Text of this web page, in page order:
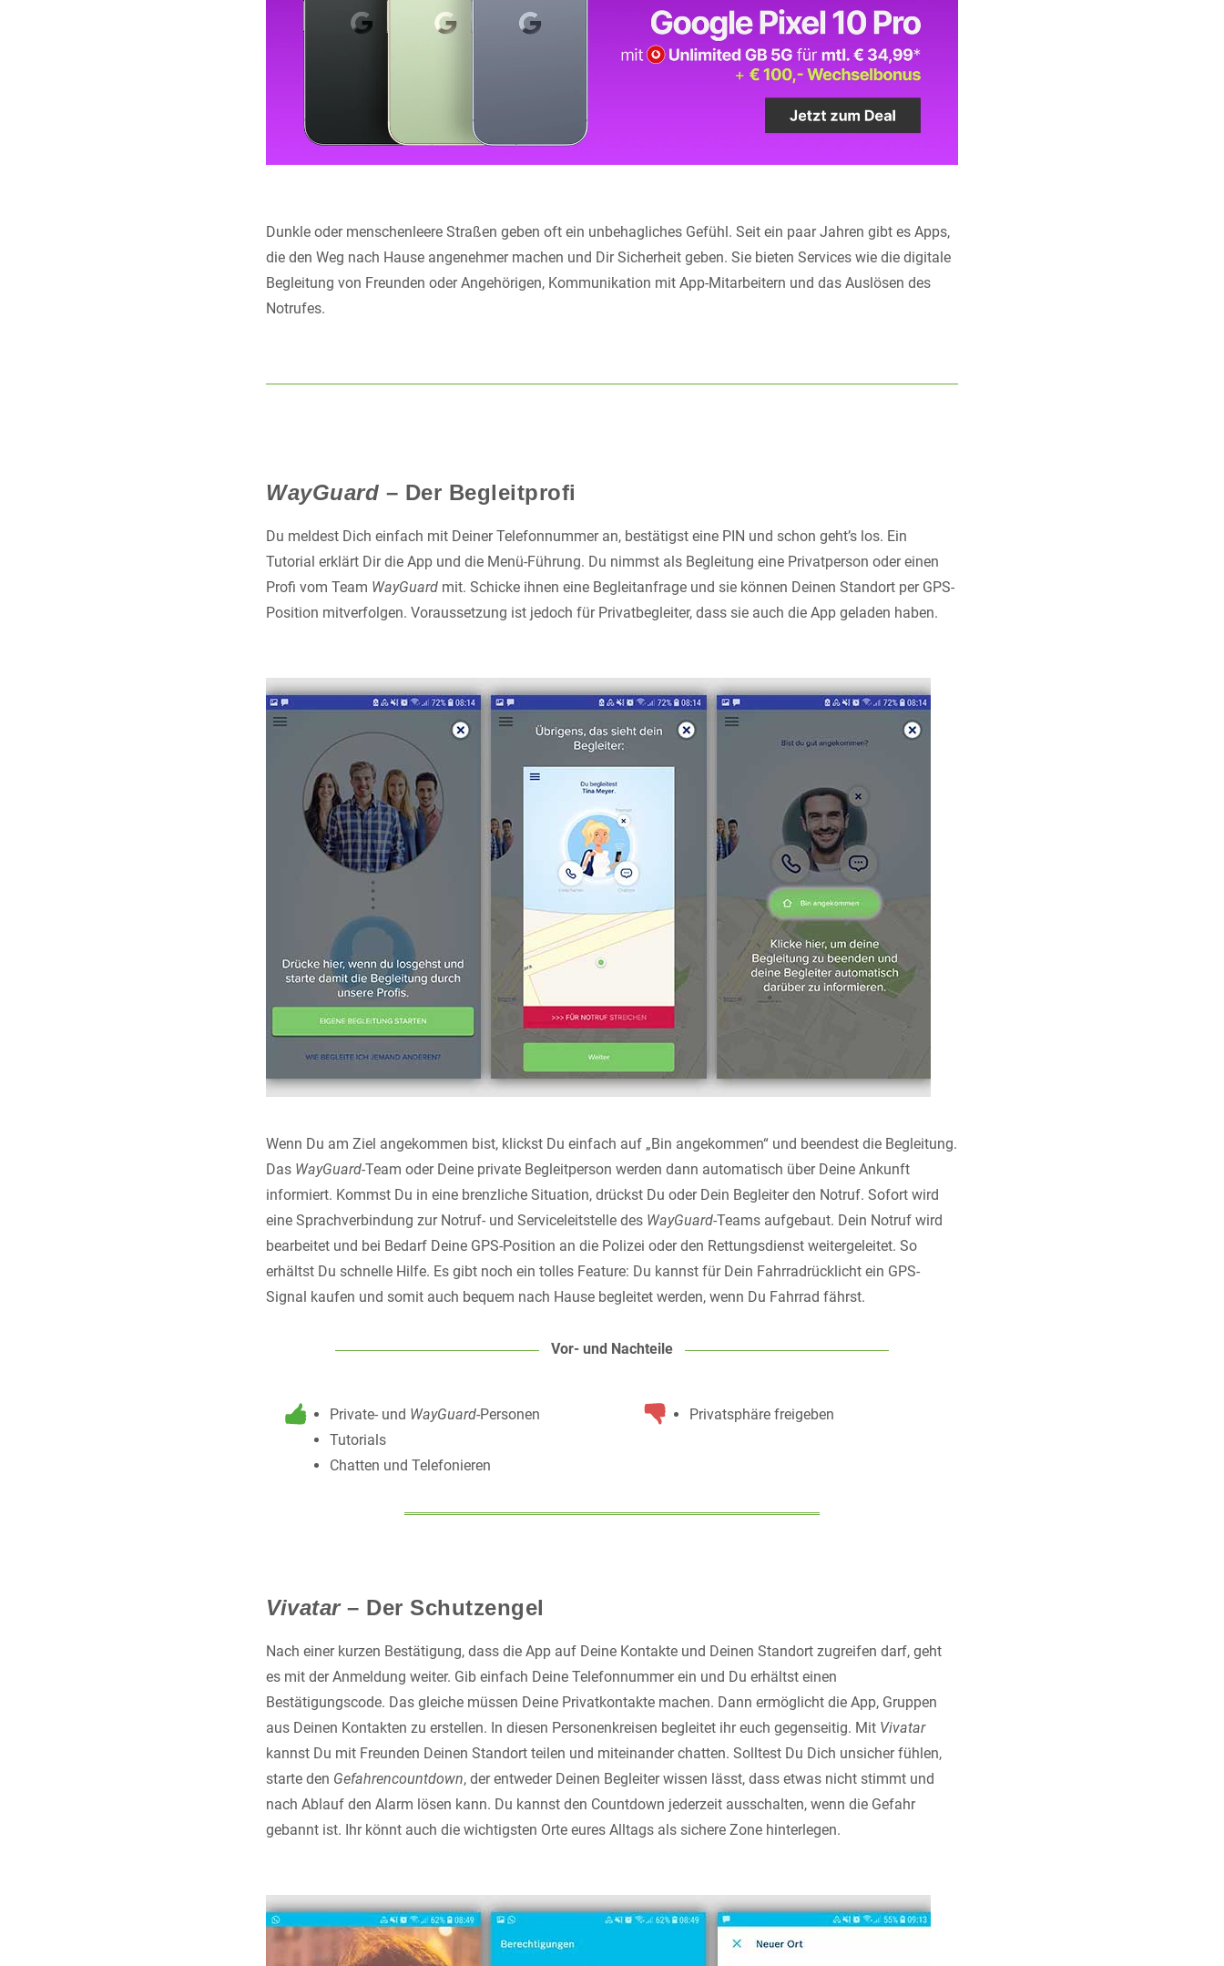
Dunkle oder menschenleere Straßen geben oft ein unbehagliches Gefühl. Seit ein paar Jahren gibt es Apps,
die den Weg nach Hause angenehmer machen und Dir Sicherheit geben. Sie bieten Services wie die digitale
Begleitung von Freunden oder Angehörigen, Kommunikation mit App-Mitarbeitern und das Auslösen des
Notrufes.
WayGuard – Der Begleitprofi
Du meldest Dich einfach mit Deiner Telefonnummer an, bestätigst eine PIN und schon geht’s los. Ein
Tutorial erklärt Dir die App und die Menü-Führung. Du nimmst als Begleitung eine Privatperson oder einen
Profi vom Team WayGuard mit. Schicke ihnen eine Begleitanfrage und sie können Deinen Standort per GPS-
Position mitverfolgen. Voraussetzung ist jedoch für Privatbegleiter, dass sie auch die App geladen haben.
Wenn Du am Ziel angekommen bist, klickst Du einfach auf „Bin angekommen“ und beendest die Begleitung.
Das WayGuard-Team oder Deine private Begleitperson werden dann automatisch über Deine Ankunft
informiert. Kommst Du in eine brenzliche Situation, drückst Du oder Dein Begleiter den Notruf. Sofort wird
eine Sprachverbindung zur Notruf- und Serviceleitstelle des WayGuard-Teams aufgebaut. Dein Notruf wird
bearbeitet und bei Bedarf Deine GPS-Position an die Polizei oder den Rettungsdienst weitergeleitet. So
erhältst Du schnelle Hilfe. Es gibt noch ein tolles Feature: Du kannst für Dein Fahrradrücklicht ein GPS-
Signal kaufen und somit auch bequem nach Hause begleitet werden, wenn Du Fahrrad fährst.
Vor- und Nachteile
Private- und WayGuard-Personen
Tutorials
Chatten und Telefonieren
Privatsphäre freigeben
Vivatar– Der Schutzengel
Nach einer kurzen Bestätigung, dass die App auf Deine Kontakte und Deinen Standort zugreifen darf, geht
es mit der Anmeldung weiter. Gib einfach Deine Telefonnummer ein und Du erhältst einen
Bestätigungscode. Das gleiche müssen Deine Privatkontakte machen. Dann ermöglicht die App, Gruppen
aus Deinen Kontakten zu erstellen. In diesen Personenkreisen begleitet ihr euch gegenseitig. Mit Vivatar
kannst Du mit Freunden Deinen Standort teilen und miteinander chatten. Solltest Du Dich unsicher fühlen,
starte den Gefahrencountdown, der entweder Deinen Begleiter wissen lässt, dass etwas nicht stimmt und
nach Ablauf den Alarm lösen kann. Du kannst den Countdown jederzeit ausschalten, wenn die Gefahr
gebannt ist. Ihr könnt auch die wichtigsten Orte eures Alltags als sichere Zone hinterlegen.